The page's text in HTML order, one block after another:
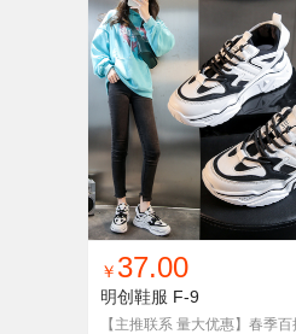
找同款 加入铺货单
￥ 37.00
明创鞋服 F-9